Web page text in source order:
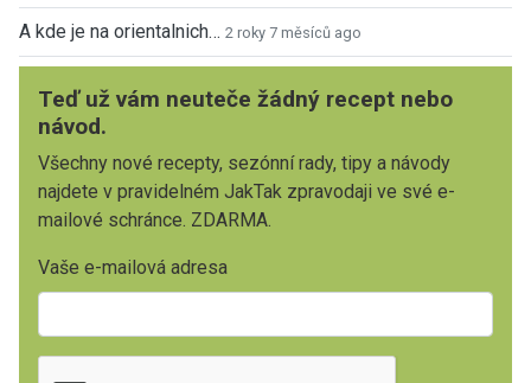
A kde je na orientalnich… 2 roky 7 měsíců ago
Teď už vám neuteče žádný recept nebo
návod.
Všechny nové recepty, sezónní rady, tipy a návody
najdete v pravidelném JakTak zpravodaji ve své e-
mailové schránce. ZDARMA.
Vaše e-mailová adresa